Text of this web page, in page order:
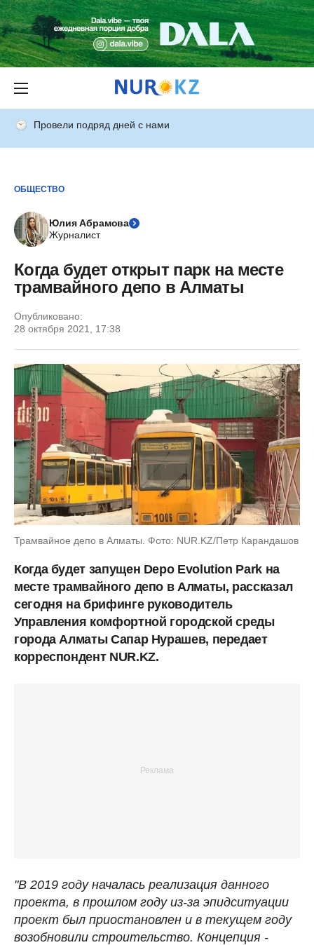
Провели подряд дней с нами
ОБЩЕСТВО
Юлия Абрамова
Журналист
Когда будет открыт парк на месте
трамвайного депо в Алматы
Опубликовано:
28 октября 2021, 17:38
Трамвайное депо в Алматы. Фото: NUR.KZ/Петр Карандашов
Когда будет запущен Depo Evolution Park на
месте трамвайного депо в Алматы, рассказал
сегодня на брифинге руководитель
Управления комфортной городской среды
города Алматы Сапар Нурашев, передает
корреспондент NUR.KZ.
"В 2019 году началась реализация данного
проекта, в прошлом году из-за эпидситуации
проект был приостановлен и в текущем году
возобновили строительство. Концепция -